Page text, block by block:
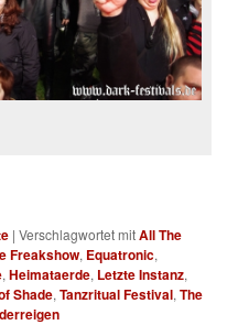
|Verschlagwortet mitAll The
Freakshow, Equatronic,
,Heimataerde, Letzte Instanz,
Shade,Tanzritual Festival,The